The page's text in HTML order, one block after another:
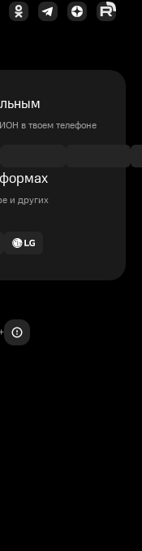
в твоем телефоне
и других